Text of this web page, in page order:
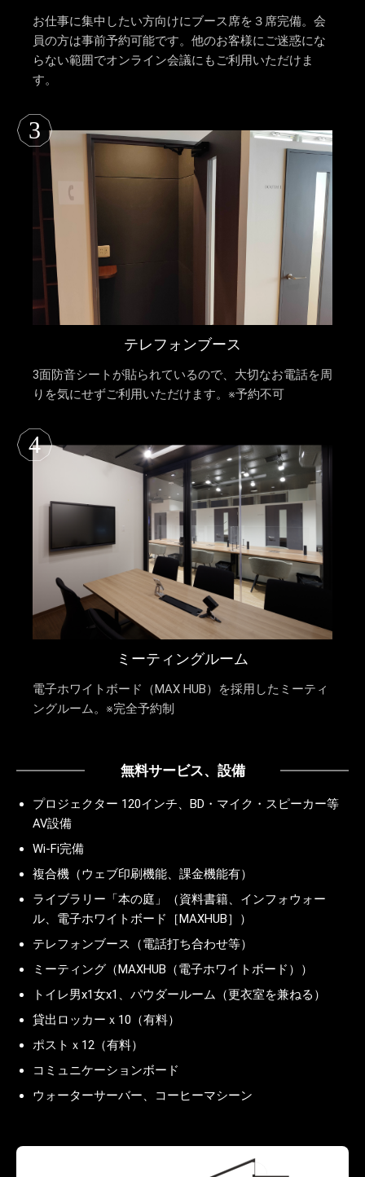
お仕事に集中したい方向けにブース席を３席完備。会
員の方は事前予約可能です。他のお客様にご迷惑にな
らない範囲でオンライン会議にもご利用いただけま
す。
3
テレフォンブース
3面防音シートが貼られているので、大切なお電話を周
りを気にせずご利用いただけます。※予約不可
4
ミーティングルーム
電子ホワイトボード（MAX HUB）を採用したミーティ
ングルーム。※完全予約制
無料サービス、設備
プロジェクター 120インチ、BD・マイク・スピーカー等
AV設備
Wi-Fi完備
複合機（ウェブ印刷機能、課金機能有）
ライブラリー「本の庭」（資料書籍、インフォウォー
ル、電子ホワイトボード［MAXHUB］）
テレフォンブース（電話打ち合わせ等）
ミーティング（MAXHUB（電子ホワイトボード））
トイレ男x1女x1、パウダールーム（更衣室を兼ねる）
貸出ロッカーｘ10（有料）
ポストｘ12（有料）
コミュニケーションボード
ウォーターサーバー、コーヒーマシーン